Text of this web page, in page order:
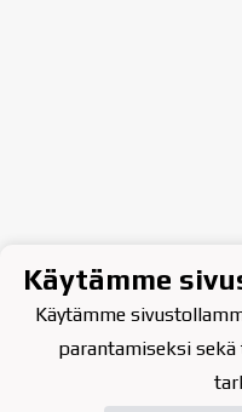
Käytämme
Käytämme
parantamiseksi